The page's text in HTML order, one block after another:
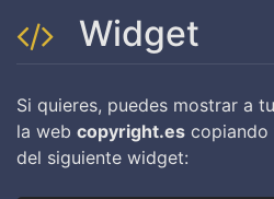
Widget
Si quieres, puedes mostrar a
la web copyright.es copiando
del siguiente widget: